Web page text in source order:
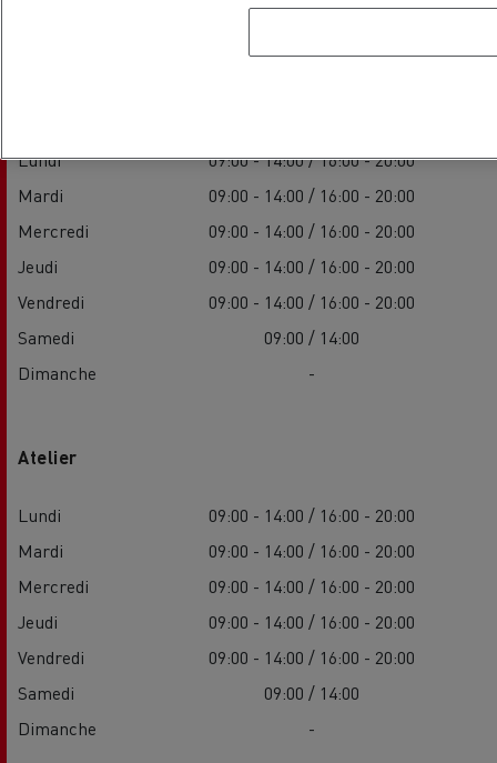
Lundi
09:00 - 14:00 / 16:00 - 20:00
Mardi
09:00 - 14:00 / 16:00 - 20:00
Mercredi
09:00 - 14:00 / 16:00 - 20:00
Jeudi
09:00 - 14:00 / 16:00 - 20:00
Vendredi
09:00 - 14:00 / 16:00 - 20:00
Samedi
09:00 / 14:00
Dimanche
-
Atelier
Lundi
09:00 - 14:00 / 16:00 - 20:00
Mardi
09:00 - 14:00 / 16:00 - 20:00
Mercredi
09:00 - 14:00 / 16:00 - 20:00
Jeudi
09:00 - 14:00 / 16:00 - 20:00
Vendredi
09:00 - 14:00 / 16:00 - 20:00
Samedi
09:00 / 14:00
Dimanche
-